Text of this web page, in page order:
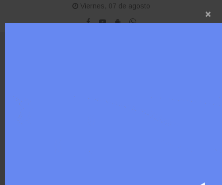
Viernes, 07 de agosto
×